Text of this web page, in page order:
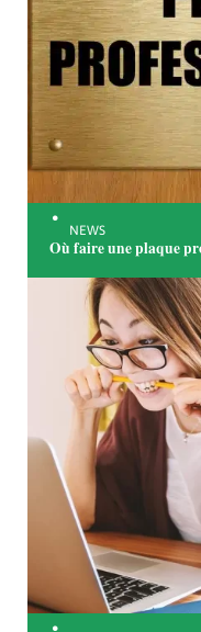
NEWS
Où faire une plaque